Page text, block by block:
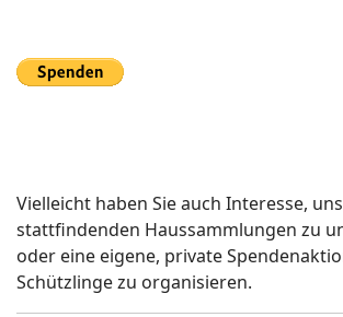
Vielleicht haben Sie auch Interesse,
stattfindenden Haussammlungen zu
oder eine eigene, private
Schützlinge zu organisieren.